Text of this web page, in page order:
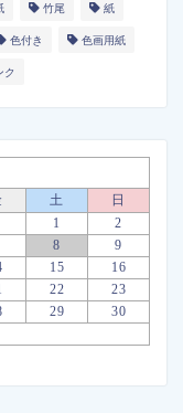
竹尾 紙
色付き 色画用紙
ク
土
日
1
2
8
9
15
16
22
23
29
30